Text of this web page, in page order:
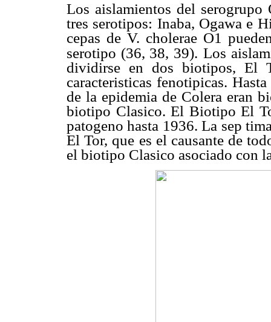
Los aislamientos del
tres serotipos: Inaba, Ogawa e
cepas de V. cholerae O1
serotipo (36, 38, 39). Los
dividirse en dos biotipos, El
caracteristicas fenotipicas.
de la epidemia de Colera eran
biotipo Clasico. El Biotipo El
patogeno hasta 1936. La sep
El Tor, que es el causante de
el biotipo Clasico asociado con